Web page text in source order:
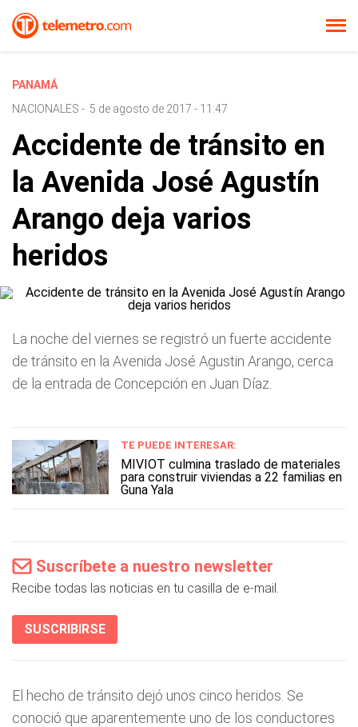
PANAMÁ
NACIONALES - 5 de agosto de 2017 - 11:47
Accidente de tránsito en
la Avenida José Agustín
Arango deja varios
heridos
La noche del viernes se registró un fuerte accidente
de tránsito en la Avenida José Agustin Arango, cerca
de la entrada de Concepción en Juan Díaz.
TE PUEDE INTERESAR:
MIVIOT culmina traslado de materiales
para construir viviendas a 22 familias en
Guna Yala
Suscríbete a nuestro newsletter
Recibe todas las noticias en tu casilla de e-mail.
SUSCRIBIRSE
El hecho de tránsito dejó unos cinco heridos. Se
conoció que aparentemente uno de los conductores